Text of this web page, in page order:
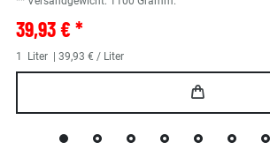
39,93 € *
1 Liter | 39,93 € / Liter